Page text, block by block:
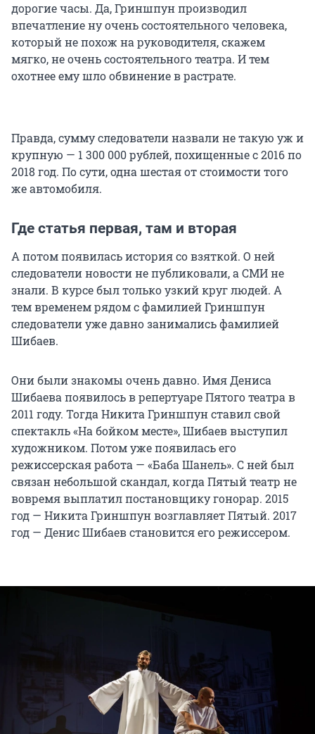
дорогие часы. Да, Гриншпун производил
впечатление ну очень состоятельного человека,
который не похож на руководителя, скажем
мягко, не очень состоятельного театра. И тем
охотнее ему шло обвинение в растрате.
Правда, сумму следователи назвали не такую уж и
крупную — 1 300 000 рублей, похищенные с 2016 по
2018 год. По сути, одна шестая от стоимости того
же автомобиля.
Где статья первая, там и вторая
А потом появилась история со взяткой. О ней
следователи новости не публиковали, а СМИ не
знали. В курсе был только узкий круг людей. А
тем временем рядом с фамилией Гриншпун
следователи уже давно занимались фамилией
Шибаев.
Они были знакомы очень давно. Имя Дениса
Шибаева появилось в репертуаре Пятого театра в
2011 году. Тогда Никита Гриншпун ставил свой
спектакль «На бойком месте», Шибаев выступил
художником. Потом уже появилась его
режиссерская работа — «Баба Шанель». С ней был
связан небольшой скандал, когда Пятый театр не
вовремя выплатил постановщику гонорар. 2015
год — Никита Гриншпун возглавляет Пятый. 2017
год — Денис Шибаев становится его режиссером.